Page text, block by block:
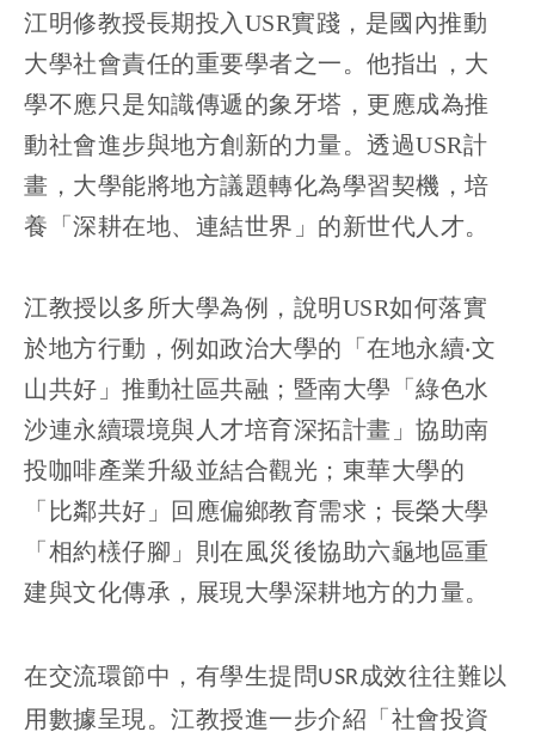
江明修教授長期投入USR實踐，是國內推動
大學社會責任的重要學者之一。他指出，大
學不應只是知識傳遞的象牙塔，更應成為推
動社會進步與地方創新的力量。透過USR計
畫，大學能將地方議題轉化為學習契機，培
養「深耕在地、連結世界」的新世代人才。
江教授以多所大學為例，說明USR如何落實
於地方行動，例如政治大學的「在地永續‧文
山共好」推動社區共融；暨南大學「綠色水
沙連永續環境與人才培育深拓計畫」協助南
投咖啡產業升級並結合觀光；東華大學的
「比鄰共好」回應偏鄉教育需求；長榮大學
「相約檨仔腳」則在風災後協助六龜地區重
建與文化傳承，展現大學深耕地方的力量。
在交流環節中，有學生提問USR成效往往難以
用數據呈現。江教授進一步介紹「社會投資